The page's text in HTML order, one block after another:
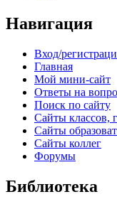
Навигация
Вход/
Главная
Мой мини-сайт
Ответы на
Поиск по сайту
Сайты классов,
Сайты
Сайты коллег
Форумы
Библиотека